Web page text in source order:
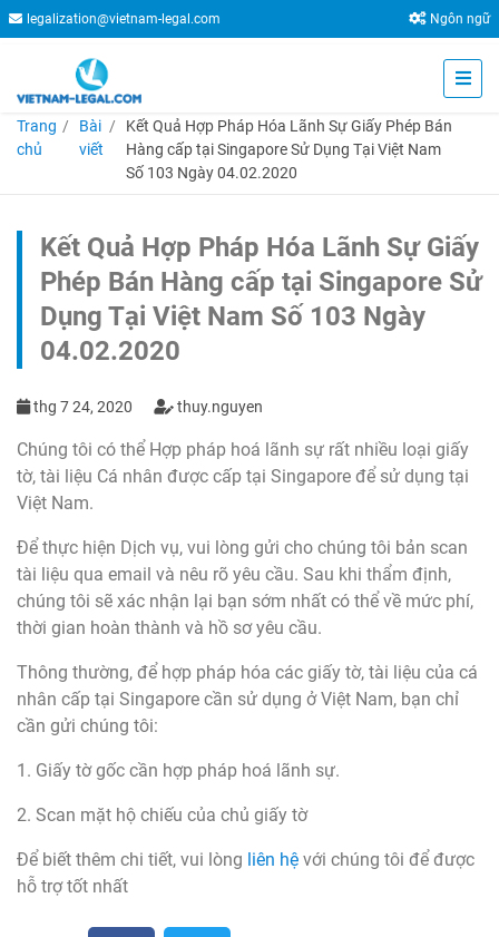
legalization@vietnam-legal.com Ngôn ngữ
Trang
chủ
Bài
viết
Kết Quả Hợp Pháp Hóa Lãnh Sự Giấy Phép Bán
Hàng cấp tại Singapore Sử Dụng Tại Việt Nam
Số 103 Ngày 04.02.2020
Kết Quả Hợp Pháp Hóa Lãnh Sự Giấy
Phép Bán Hàng cấp tại Singapore Sử
Dụng Tại Việt Nam Số 103 Ngày
04.02.2020
thg 7 24, 2020 thuy.nguyen
Chúng tôi có thể Hợp pháp hoá lãnh sự rất nhiều loại giấy
tờ, tài liệu Cá nhân được cấp tại Singapore để sử dụng tại
Việt Nam.
Để thực hiện Dịch vụ, vui lòng gửi cho chúng tôi bản scan
tài liệu qua email và nêu rõ yêu cầu. Sau khi thẩm định,
chúng tôi sẽ xác nhận lại bạn sớm nhất có thể về mức phí,
thời gian hoàn thành và hồ sơ yêu cầu.
Thông thường, để hợp pháp hóa các giấy tờ, tài liệu của cá
nhân cấp tại Singapore cần sử dụng ở Việt Nam, bạn chỉ
cần gửi chúng tôi:
1. Giấy tờ gốc cần hợp pháp hoá lãnh sự.
2. Scan mặt hộ chiếu của chủ giấy tờ
Để biết thêm chi tiết, vui lòng liên hệ với chúng tôi để được
hỗ trợ tốt nhất